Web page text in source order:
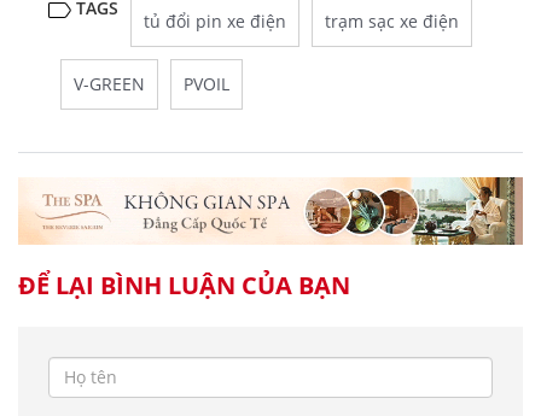
TAGS
tủ đổi pin xe điện trạm sạc xe điện
V-GREEN PVOIL
ĐỂ LẠI BÌNH LUẬN CỦA BẠN